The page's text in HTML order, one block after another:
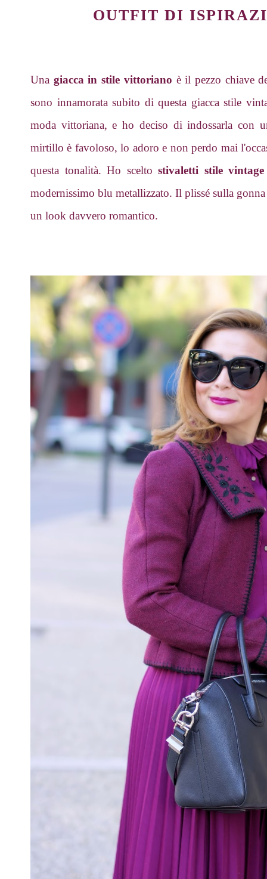
OUTFIT DI
Una giacca in stile vittoriano è il pezzo chiave
sono innamorata subito di questa giacca stile
moda vittoriana, e ho deciso di indossarla con
mirtillo è favoloso, lo adoro e non perdo mai
questa tonalità. Ho sceltostivaletti stile
modernissimo blu metallizzato. Il plissé sulla
un look davvero romantico.